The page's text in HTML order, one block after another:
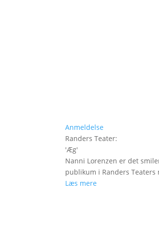
Anmeldelse
Randers Teater:
'Æg'
Nanni Lorenzen er det
publikum i Randers
Læs mere